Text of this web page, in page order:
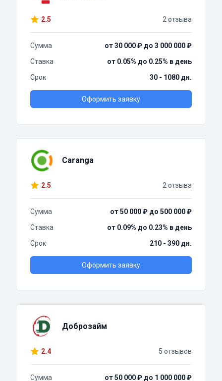
2.5 2 отзыва
Сумма
от 30 000 ₽ до 3 000 000 ₽
Ставка
от 0.05% до 0.25% в день
Срок
30 - 1080 дн.
Оформить заявку
Caranga
2.5 2 отзыва
Сумма
от 50 000 ₽ до 500 000 ₽
Ставка
от 0.09% до 0.23% в день
Срок
210 - 390 дн.
Оформить заявку
Доброзайм
2.4 5 отзывов
Сумма от 50 000 ₽ до 1 000 000 ₽